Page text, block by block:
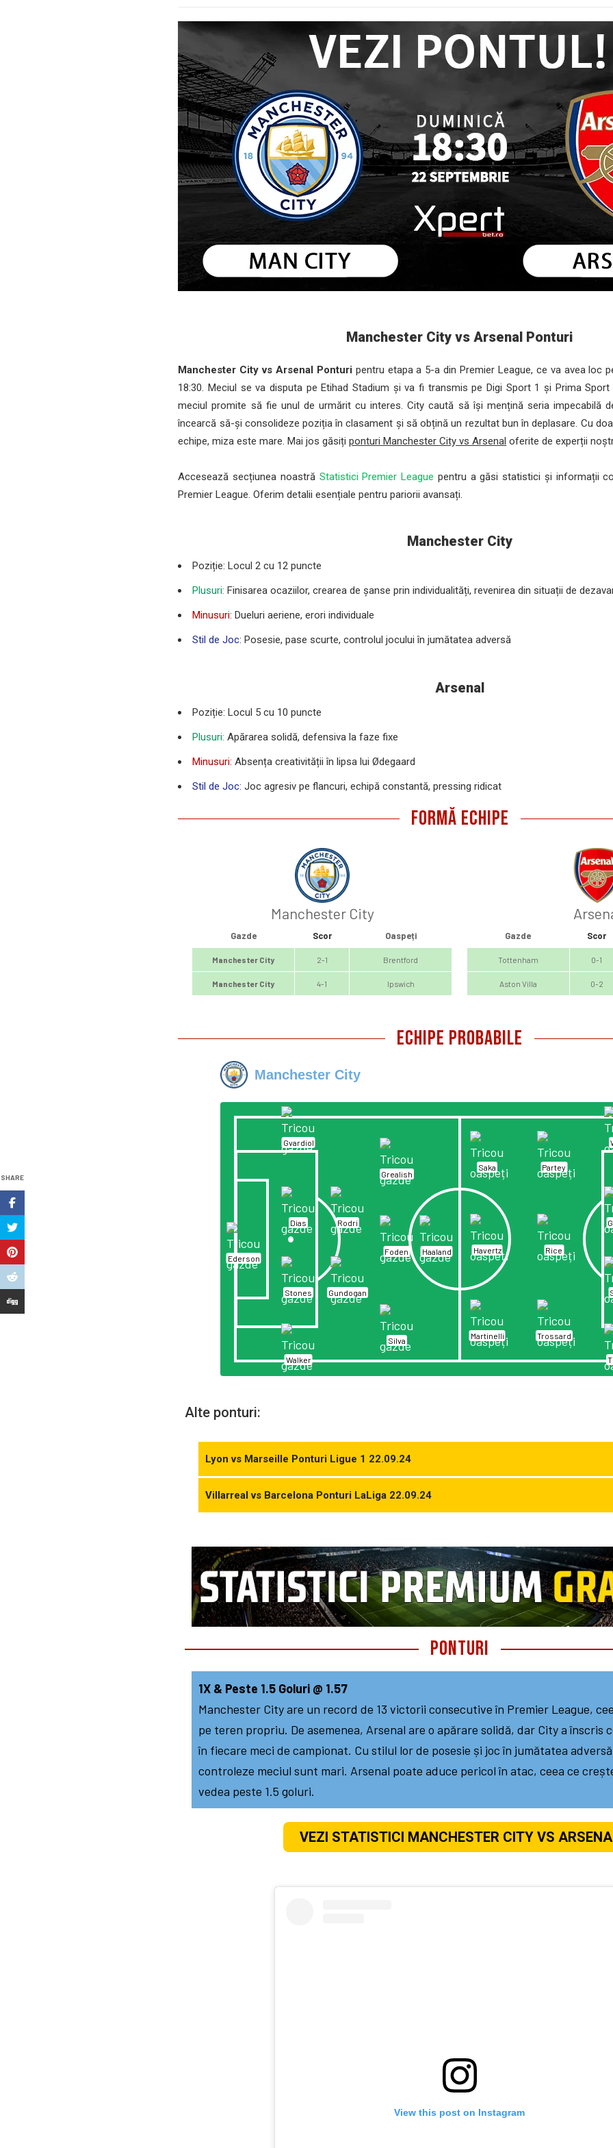
SHARE
Manchester City vs Arsenal Ponturi
Manchester City vs Arsenal Ponturi pentru etapa a 5-a din Premier League, ce va avea loc
18:30. Meciul se va disputa pe Etihad Stadium și va fi transmis pe Digi Sport 1 și Prima Sport
meciul promite să fie unul de urmărit cu interes. City caută să își mențină seria impecabilă
încearcă să-și consolideze poziția în clasament și să obțină un rezultat bun în deplasare. Cu
echipe, miza este mare. Mai jos găsițiponturi Manchester City vs Arsenal oferite de experții
Accesează secțiunea noastră Statistici Premier League pentru a găsi statistici și informații
Premier League. Oferim detalii esențiale pentru pariorii avansați.
Manchester City
Poziție: Locul 2 cu 12 puncte
Plusuri: Finisarea ocaziilor, crearea de șanse prin individualități, revenirea din situații de
Minusuri: Dueluri aeriene, erori individuale
Stil de Joc: Posesie, pase scurte, controlul jocului în jumătatea adversă
Arsenal
Poziție: Locul 5 cu 10 puncte
Plusuri: Apărarea solidă, defensiva la faze fixe
Minusuri: Absența creativității în lipsa lui Ødegaard
Stil de Joc: Joc agresiv pe flancuri, echipă constantă, pressing ridicat
FORMĂ ECHIPE
Manchester City
Gazde Scor Oaspeți
Manchester City 2-1 Brentford
Manchester City 4-1 Ipswich
Gazde Scor
Tottenham 0-1
Aston Villa 0-2
ECHIPE PROBABILE
Manchester City
Ederson
Gvardiol
Dias
Stones
Walker
Grealish
Rodri
Gundogan
Silva
Foden Haaland
Partey
Rice
Trossard
Saka
Havertz
Martinelli
Alte ponturi:
Lyon vs Marseille Ponturi Ligue 1 22.09.24
Villarreal vs Barcelona Ponturi LaLiga 22.09.24
Ponturi
1X & Peste 1.5 Goluri @ 1.57
Manchester City are un record de 13 victorii consecutive în Premier League,
pe teren propriu. De asemenea, Arsenal are o apărare solidă, dar City a înscris
în fiecare meci de campionat. Cu stilul lor de posesie și joc în jumătatea
controleze meciul sunt mari. Arsenal poate aduce pericol în atac, ceea ce
vedea peste 1.5 goluri.
VEZI STATISTICI MANCHESTER CITY VS
View this post on Instagram